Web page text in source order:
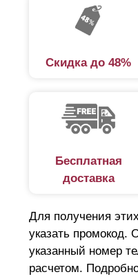
Скидка до 48%
Бесплатная
доставка
Для получения
указать промокод.
указанный номер
расчетом.